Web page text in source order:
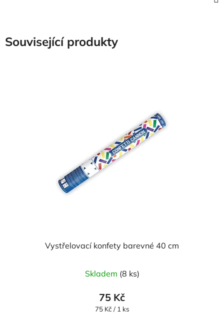
Související produkty
Vystřelovací konfety barevné 40 cm
Skladem (8 ks)
75 Kč
Měrná
75 Kč / 1 ks